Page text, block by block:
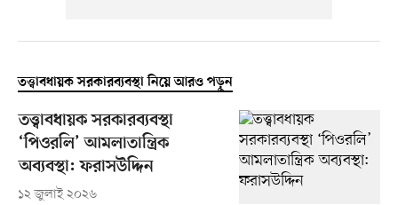
তত্ত্বাবধায়ক সরকারব্যবস্থা নিয়ে আরও পড়ুন
তত্ত্বাবধায়ক সরকারব্যবস্থা
‘পিওরলি’ আমলাতান্ত্রিক
অব্যবস্থা: ফরাসউদ্দিন
১২ জুলাই ২০২৬